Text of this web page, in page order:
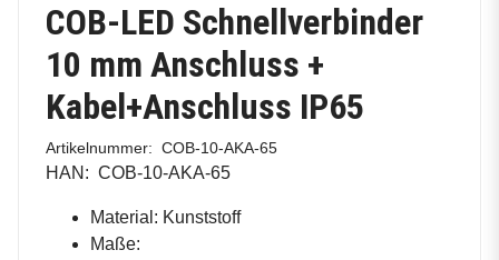
COB-LED Schnellverbinder
10 mm Anschluss +
Kabel+Anschluss IP65
Artikelnummer: COB-10-AKA-65
HAN: COB-10-AKA-65
Material: Kunststoff
Maße: